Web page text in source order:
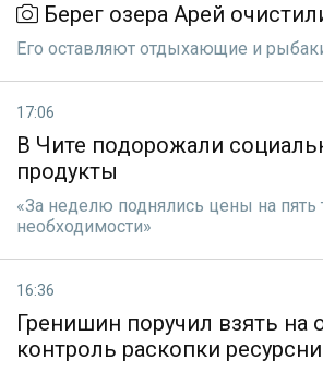
Берег озера Арей
Его оставляют отдыхающие и
17:06
В Чите подорожали
продукты
«За неделю поднялись цены на пять
необходимости»
16:36
Гренишин поручил взять на
контроль раскопки